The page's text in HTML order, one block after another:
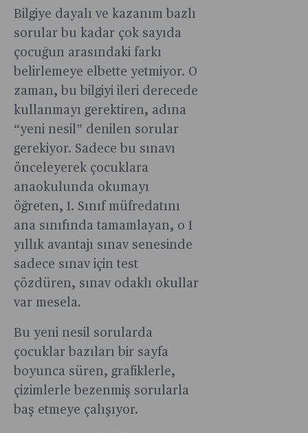
Bilgiye dayalı ve kazanım bazlı
sorular bu kadar çok sayıda
çocuğun arasındaki farkı
belirlemeye elbette yetmiyor. O
zaman, bu bilgiyi ileri derecede
kullanmayı gerektiren, adına
“yeni nesil” denilen sorular
gerekiyor. Sadece bu sınavı
önceleyerek çocuklara
anaokulunda okumayı
öğreten, 1. Sınıf müfredatını
ana sınıfında tamamlayan, o 1
yıllık avantajı sınav senesinde
sadece sınav için test
çözdüren, sınav odaklı okullar
var mesela.
Bu yeni nesil sorularda
çocuklar bazıları bir sayfa
boyunca süren, grafiklerle,
çizimlerle bezenmiş sorularla
baş etmeye çalışıyor.